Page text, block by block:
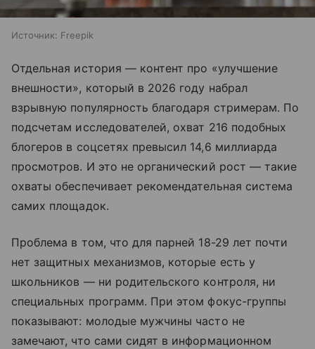
Источник: Freepik
Отдельная история — контент про «улучшение
внешности», который в 2026 году набрал
взрывную популярность благодаря стримерам. По
подсчетам исследователей, охват 216 подобных
блогеров в соцсетях превысил 14,6 миллиарда
просмотров. И это не органический рост — такие
охваты обеспечивает рекомендательная система
самих площадок.
Проблема в том, что для парней 18-29 лет почти
нет защитных механизмов, которые есть у
школьников — ни родительского контроля, ни
специальных программ. При этом фокус-группы
показывают: молодые мужчины часто не
замечают, что сами сидят в информационном